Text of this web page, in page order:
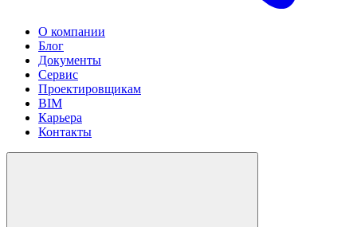
О компании
Блог
Документы
Сервис
Проектировщикам
BIM
Карьера
Контакты